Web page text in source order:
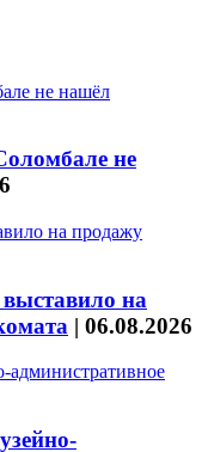
не
на
| 06.08.2026